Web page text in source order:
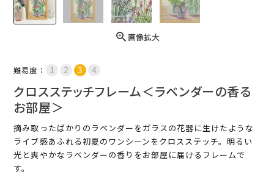
画像拡大
難易度：
クロスステッチフレーム＜ラベンダーの香る
お部屋＞
摘み取ったばかりのラベンダーをガラスの花器に生けたような
ライブ感あふれる初夏のワンシーンをクロスステッチ。明るい
光と爽やかなラベンダーの香りをお部屋に届けるフレームで
す。